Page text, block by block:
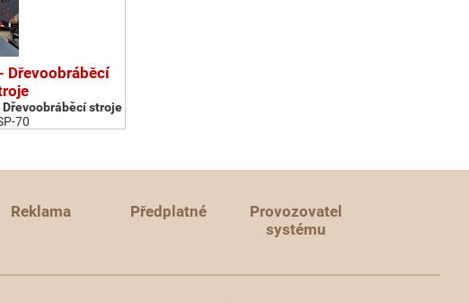
Dřevoobráběcí
Dřevoobráběcí stroje
70
Reklama Předplatné
Provozovatel
systému